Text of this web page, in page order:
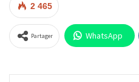
2 465
Partager WhatsApp